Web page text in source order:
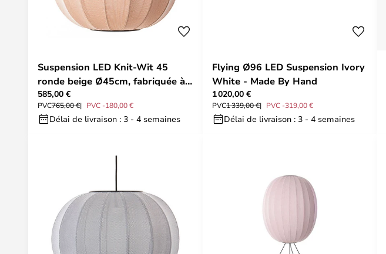
Suspension LED Knit-Wit 45
ronde beige Ø45cm, fabriquée à
la main
585,00 €
PVC765,00 € PVC -180,00 €
Délai de livraison : 3 - 4 semaines
Flying Ø96 LED Suspension Ivory
White - Made By Hand
1 020,00 €
PVC1 339,00 € PVC -319,00 €
Délai de livraison : 3 - 4 semaines